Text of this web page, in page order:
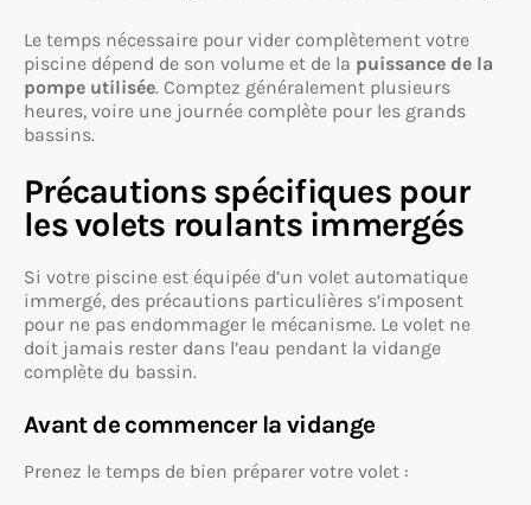
Le temps nécessaire pour vider complètement votre
piscine dépend de son volume et de la puissance de la
pompe utilisée. Comptez généralement plusieurs
heures, voire une journée complète pour les grands
bassins.
Précautions spécifiques pour
les volets roulants immergés
Si votre piscine est équipée d’un volet automatique
immergé, des précautions particulières s’imposent
pour ne pas endommager le mécanisme. Le volet ne
doit jamais rester dans l’eau pendant la vidange
complète du bassin.
Avant de commencer la vidange
Prenez le temps de bien préparer votre volet :